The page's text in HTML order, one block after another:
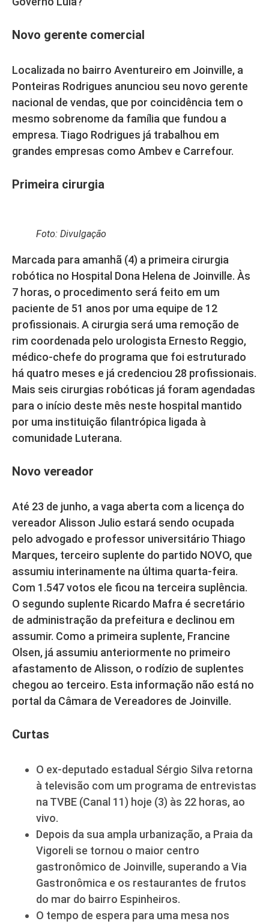
Novo gerente comercial
Localizada no bairro Aventureiro em Joinville, a
Ponteiras Rodrigues anunciou seu novo gerente
nacional de vendas, que por coincidência tem o
mesmo sobrenome da família que fundou a
empresa. Tiago Rodrigues já trabalhou em
grandes empresas como Ambev e Carrefour.
Primeira cirurgia
Foto: Divulgação
Marcada para amanhã (4) a primeira cirurgia
robótica no Hospital Dona Helena de Joinville. Às
7 horas, o procedimento será feito em um
paciente de 51 anos por uma equipe de 12
profissionais. A cirurgia será uma remoção de
rim coordenada pelo urologista Ernesto Reggio,
médico-chefe do programa que foi estruturado
há quatro meses e já credenciou 28 profissionais.
Mais seis cirurgias robóticas já foram agendadas
para o início deste mês neste hospital mantido
por uma instituição filantrópica ligada à
comunidade Luterana.
Novo vereador
Até 23 de junho, a vaga aberta com a licença do
vereador Alisson Julio estará sendo ocupada
pelo advogado e professor universitário Thiago
Marques, terceiro suplente do partido NOVO, que
assumiu interinamente na última quarta-feira.
Com 1.547 votos ele ficou na terceira suplência.
O segundo suplente Ricardo Mafra é secretário
de administração da prefeitura e declinou em
assumir. Como a primeira suplente, Francine
Olsen, já assumiu anteriormente no primeiro
afastamento de Alisson, o rodízio de suplentes
chegou ao terceiro. Esta informação não está no
portal da Câmara de Vereadores de Joinville.
Curtas
O ex-deputado estadual Sérgio Silva retorna
à televisão com um programa de entrevistas
na TVBE (Canal 11) hoje (3) às 22 horas, ao
vivo.
Depois da sua ampla urbanização, a Praia da
Vigoreli se tornou o maior centro
gastronômico de Joinville, superando a Via
Gastronômica e os restaurantes de frutos
do mar do bairro Espinheiros.
O tempo de espera para uma mesa nos